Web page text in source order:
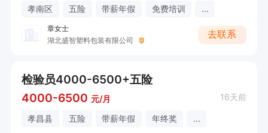
孝南区 五险 带薪年假 免费培训 ...
章女士
湖北盛智塑料包装有限公司
去联系
检验员4000-6500+五险
4000-6500 元/月 16天前
孝昌县 五险 带薪年假 年终奖 ...